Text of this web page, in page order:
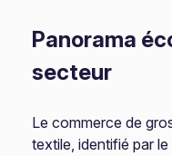
Panorama
secteur
Le commerce de
textile, identifié par